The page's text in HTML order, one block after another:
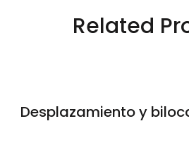
Related
Desplazamiento y